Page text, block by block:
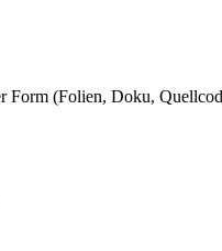
(Folien, Doku,